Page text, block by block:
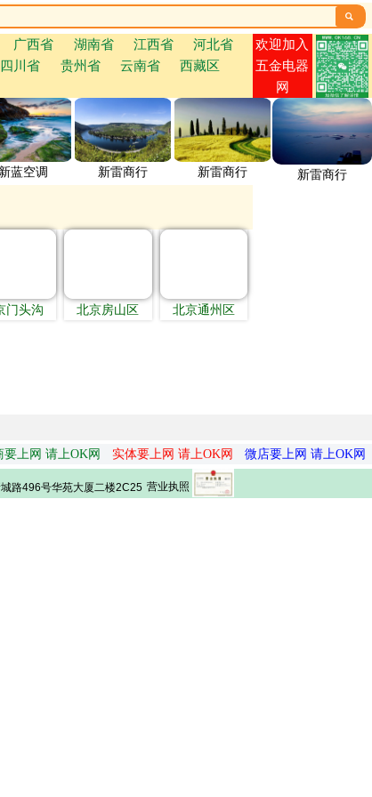

广西省 湖南省 江西省
河北省
四川省 贵州省 云南省
西藏区
欢迎加入
五金电器
网
新蓝空调 新雷商行 新雷商行 新雷商行
门头沟 北京房山区 北京通州区
要上网 请上OK网 实体要上网 请上OK网 微店要上网 请上OK网
路496号华苑大厦二楼2C25 营业执照